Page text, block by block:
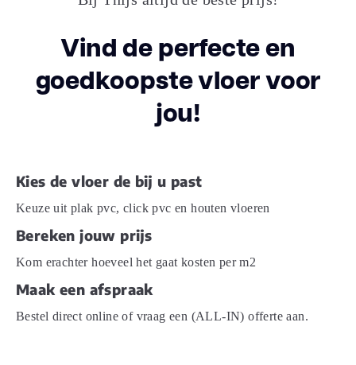
Olie behandeling Onbehandeld
Warmtedoorlaatweerstand
(m² K/W)
0.09
vtwonen 0
Vind de perfecte en
goedkoopste vloer voor
jou!
Kies de vloer de bij u past
Keuze uit plak pvc, click pvc en houten vloeren
Bereken jouw prijs
Kom erachter hoeveel het gaat kosten per m2
Maak een afspraak
Bestel direct online of vraag een (ALL-IN) offerte aan.